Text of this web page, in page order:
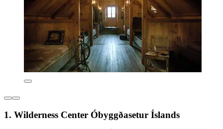
1. Wilderness Center Óbyggðasetur Íslands